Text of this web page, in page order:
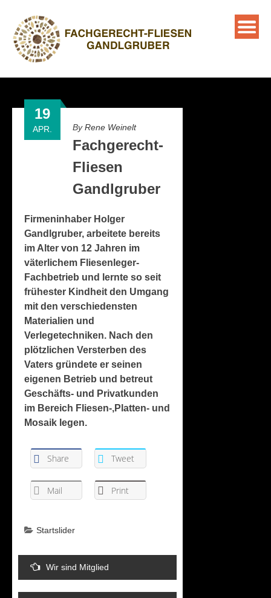
19
APR. ByRene Weinelt
Fachgerecht-
Fliesen
Gandlgruber
Firmeninhaber Holger
Gandlgruber, arbeitete bereits
im Alter von 12 Jahren im
väterlichem Fliesenleger-
Fachbetrieb und lernte so seit
frühester Kindheit den Umgang
mit den verschiedensten
Materialien und
Verlegetechniken. Nach den
plötzlichen Versterben des
Vaters gründete er seinen
eigenen Betrieb und betreut
Geschäfts- und Privatkunden
im Bereich Fliesen-,Platten- und
Mosaik legen.
Share Tweet
Mail Print
Startslider
Wir sind Mitglied